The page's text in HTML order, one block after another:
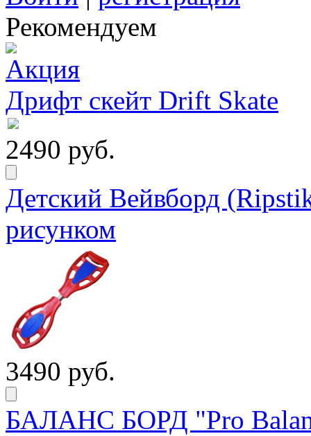
Рекомендуем
Дрифт скейт Drift Skate
2490 руб.
Детский Вейвборд
рисунком
3490 руб.
БАЛАНС БОРД "Pro